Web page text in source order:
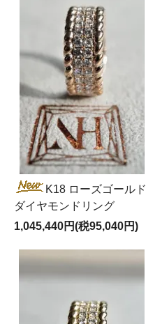
K18 ローズゴールド
ダイヤモンドリング
1,045,440円(税95,040円)